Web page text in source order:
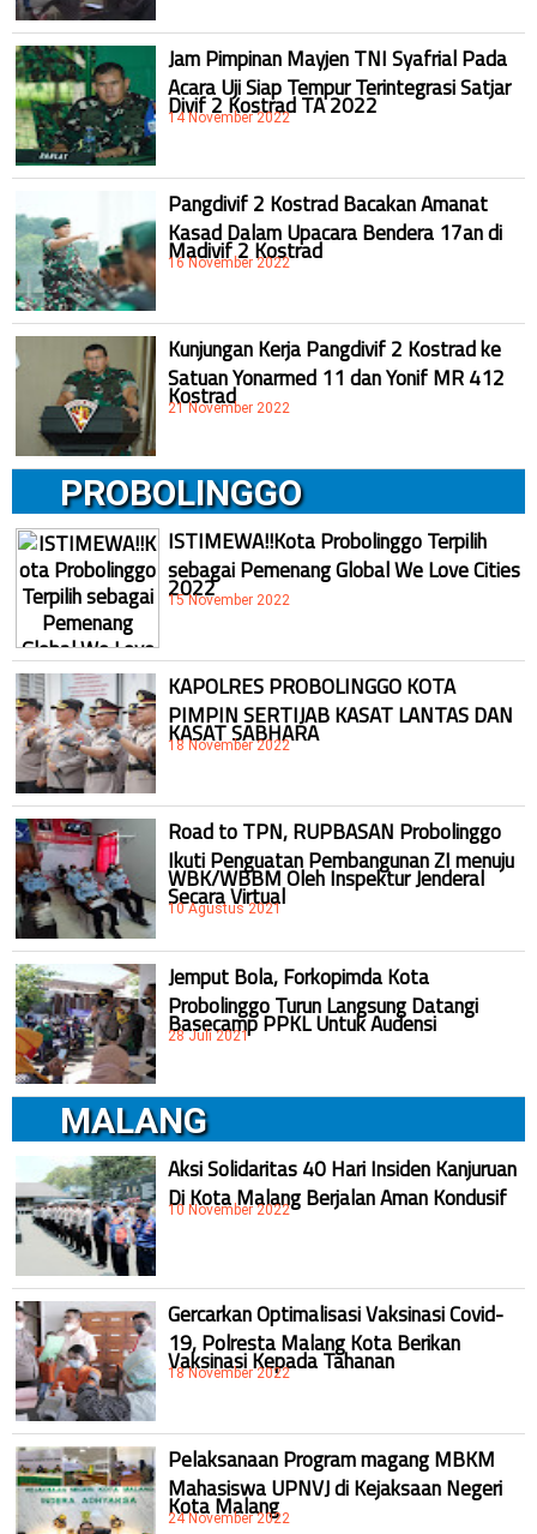
Jam Pimpinan Mayjen TNI Syafrial Pada
Acara Uji Siap Tempur Terintegrasi Satjar
Divif 2 Kostrad TA 2022
14 November 2022
Pangdivif 2 Kostrad Bacakan Amanat
Kasad Dalam Upacara Bendera 17an di
Madivif 2 Kostrad
16 November 2022
Kunjungan Kerja Pangdivif 2 Kostrad ke
Satuan Yonarmed 11 dan Yonif MR 412
Kostrad
21 November 2022
PROBOLINGGO
ISTIMEWA!!Kota Probolinggo Terpilih
sebagai Pemenang Global We Love Cities
2022
15 November 2022
KAPOLRES PROBOLINGGO KOTA
PIMPIN SERTIJAB KASAT LANTAS DAN
KASAT SABHARA
18 November 2022
Road to TPN, RUPBASAN Probolinggo
Ikuti Penguatan Pembangunan ZI menuju
WBK/WBBM Oleh Inspektur Jenderal
Secara Virtual
10 Agustus 2021
Jemput Bola, Forkopimda Kota
Probolinggo Turun Langsung Datangi
Basecamp PPKL Untuk Audensi
28 Juli 2021
MALANG
Aksi Solidaritas 40 Hari Insiden Kanjuruan
Di Kota Malang Berjalan Aman Kondusif
10 November 2022
Gercarkan Optimalisasi Vaksinasi Covid-
19, Polresta Malang Kota Berikan
Vaksinasi Kepada Tahanan
18 November 2022
Pelaksanaan Program magang MBKM
Mahasiswa UPNVJ di Kejaksaan Negeri
Kota Malang
24 November 2022